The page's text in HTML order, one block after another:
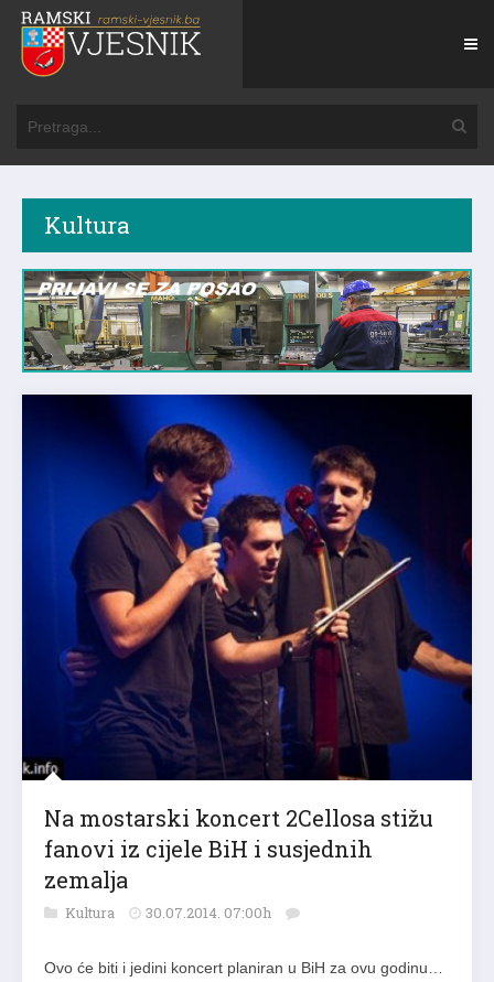
Kultura
Na mostarski koncert 2Cellosa stižu
fanovi iz cijele BiH i susjednih
zemalja
Kultura 30.07.2014. 07:00h
Ovo će biti i jedini koncert planiran u BiH za ovu godinu…